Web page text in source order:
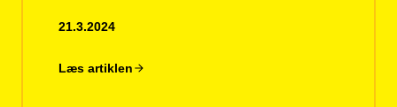
21.3.2024
Læs artiklen